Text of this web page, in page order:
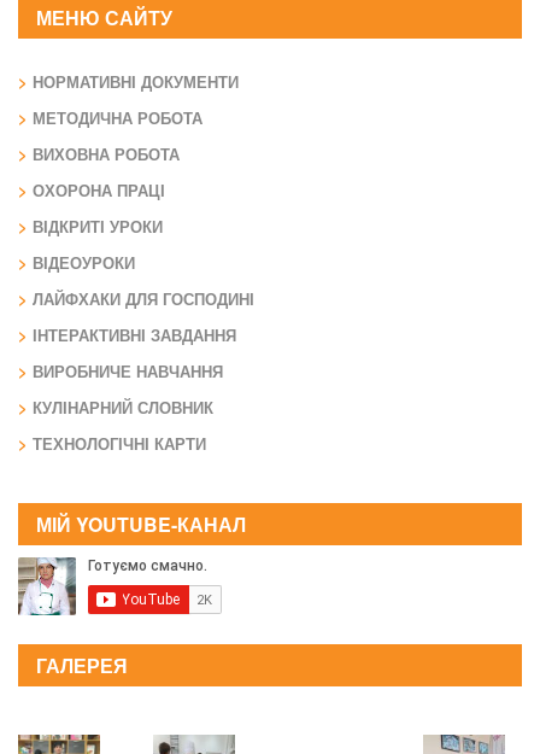
МЕНЮ САЙТУ
НОРМАТИВНІ ДОКУМЕНТИ
МЕТОДИЧНА РОБОТА
ВИХОВНА РОБОТА
ОХОРОНА ПРАЦІ
ВІДКРИТІ УРОКИ
ВІДЕОУРОКИ
ЛАЙФХАКИ ДЛЯ ГОСПОДИНІ
ІНТЕРАКТИВНІ ЗАВДАННЯ
ВИРОБНИЧЕ НАВЧАННЯ
КУЛІНАРНИЙ СЛОВНИК
ТЕХНОЛОГІЧНІ КАРТИ
МІЙ YOUTUBE-КАНАЛ
ГАЛЕРЕЯ